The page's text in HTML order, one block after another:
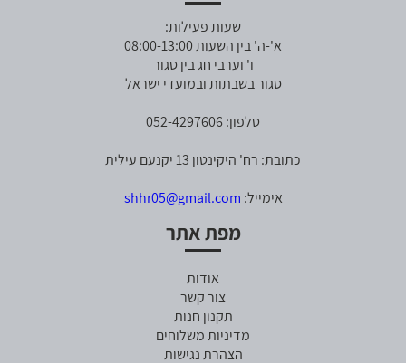
שעות פעילות:
א'-ה' בין השעות 08:00-13:00
ו' וערבי חג בין סגור
סגור בשבתות ובמועדי ישראל
טלפון: 052-4297606
כתובת: רח' היקינטון 13 יקנעם עילית
אימייל: shhr05@gmail.com
מפת אתר
אודות
צור קשר
תקנון חנות
מדיניות משלוחים
הצהרת נגישות